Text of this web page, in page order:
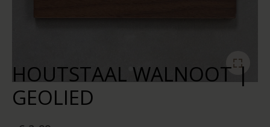
HOUTSTAAL WALNOOT |
GEOLIED